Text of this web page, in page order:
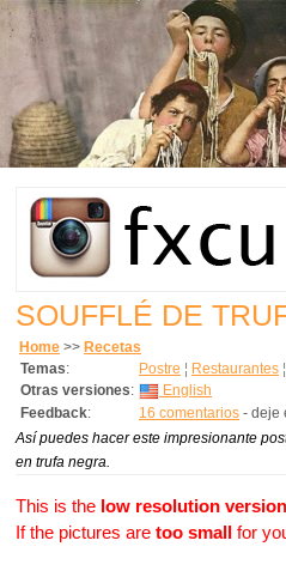
SOUFFLÉ DE
Home >> Recetas
Temas: Postre ¦ Restaurantes ¦
Otras versiones:
English
Feedback: 16 comentarios - deje
Así puedes hacer este impresionante
en trufa negra.
This is the low resolution version
If the pictures are too small for